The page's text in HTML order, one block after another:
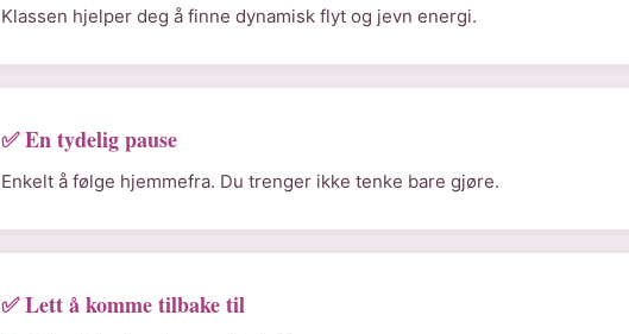
Klassen hjelper deg å finne dynamisk flyt og jevn energi.
✅ En tydelig pause
Enkelt å følge hjemmefra. Du trenger ikke tenke bare gjøre.
✅ Lett å komme tilbake til